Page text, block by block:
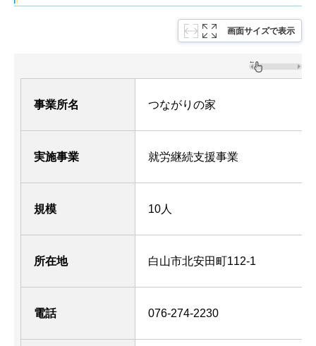
画面サイズで表示
事業所名 つながりの家
実施事業 就労継続支援事業
規模 10人
所在地 白山市北安田町112-1
電話 076-274-2230